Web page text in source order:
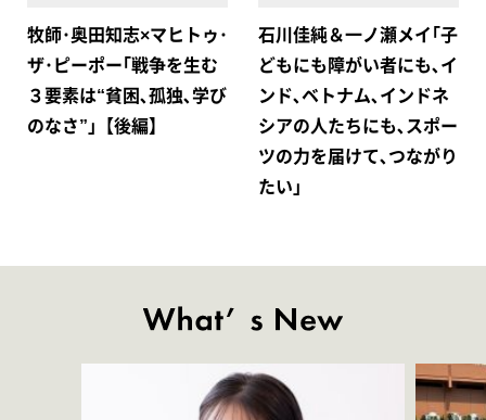
牧師･奥田知志×マヒトゥ･
ザ･ピーポー｢戦争を生む
３要素は“貧困､孤独､学び
のなさ”｣【後編】
石川佳純＆一ノ瀬メイ｢子
どもにも障がい者にも､イ
ンド､ベトナム､インドネ
シアの人たちにも､スポー
ツの力を届けて､つながり
たい｣